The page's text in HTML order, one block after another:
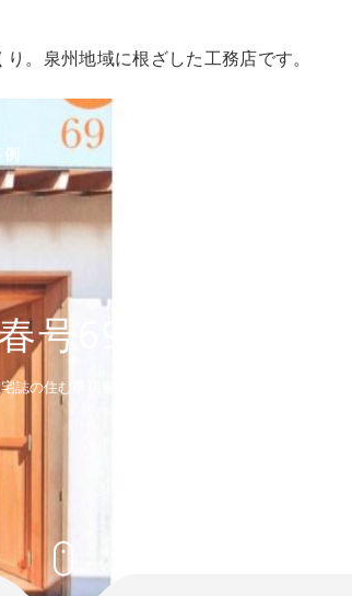
。泉州地域に根ざした工務店です。
号69に掲載され
誌の住む季刊春号69に掲載されました